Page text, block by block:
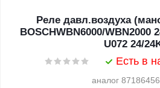
Реле давл.воздуха
BOSCHWBN6000/WBN2000
U072 24/
Есть в
аналог